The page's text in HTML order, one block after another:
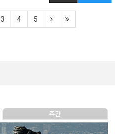
3 4 5
주간